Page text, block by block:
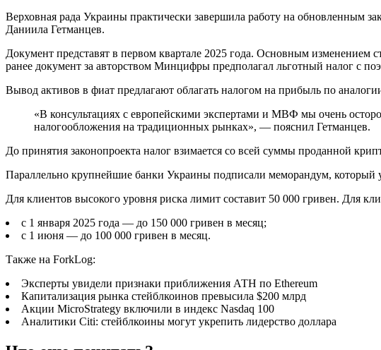
Верховная рада Украины практически завершила работу на обновленным
Даниила Гетманцев.
Документ представят в первом квартале 2025 года. Основным
ранее документ за авторством Минцифры предполагал льготный налог с
Вывод активов в фиат предлагают облагать налогом на прибыль по
«В консультациях с европейскими экспертами и МВФ мы очень
налогообложения на традиционных рынках», — пояснил Гетманцев.
До принятия законопроекта налог взимается со всей суммы проданной
Параллельно крупнейшие банки Украины подписали меморандум, который
Для клиентов высокого уровня риска лимит составит 50 000 гривен. Для
с 1 января 2025 года — до 150 000 гривен в месяц;
с 1 июня — до 100 000 гривен в месяц.
Также на ForkLog:
Эксперты увидели признаки приближения АТН по Ethereum
Капитализация рынка стейблкоинов превысила $200 млрд
Акции MicroStrategy включили в индекс Nasdaq 100
Аналитики Citi: стейблкоины могут укрепить лидерство доллара